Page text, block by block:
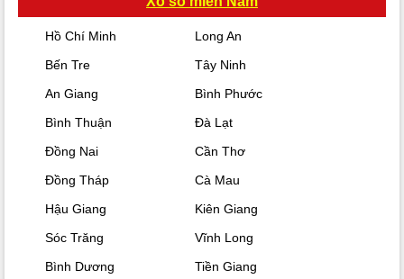
Hồ Chí Minh
Long An
Bến Tre
Tây Ninh
An Giang
Bình Phước
Bình Thuận
Đà Lạt
Đồng Nai
Cần Thơ
Đồng Tháp
Cà Mau
Hậu Giang
Kiên Giang
Sóc Trăng
Vĩnh Long
Bình Dương
Tiền Giang